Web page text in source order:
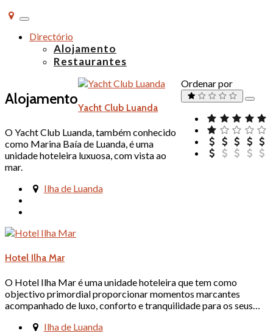
Alternar
de
navegação
Directório
Alojamento
Restaurantes
Alojamento
Ordenar por
Yacht Club Luanda
O Yacht Club Luanda, também conhecido
como Marina Baía de Luanda, é uma
unidade hoteleira luxuosa, com vista ao
mar.
Ilha de Luanda
Hotel Ilha Mar
O Hotel Ilha Mar é uma unidade hoteleira que tem como
objectivo primordial proporcionar momentos marcantes
acompanhado de luxo, conforto e tranquilidade para os seus…
Ilha de Luanda